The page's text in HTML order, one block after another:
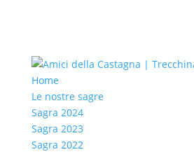
Home
Le nostre sagre
Sagra 2024
Sagra 2023
Sagra 2022